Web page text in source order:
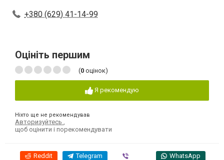
+380 (629) 41-14-99
Оцініть першим
(0 оцінок)
Я рекомендую
Ніхто ще не рекомендував
Авторизуйтесь
щоб оцінити і порекомендувати
Reddit Telegram WhatsApp